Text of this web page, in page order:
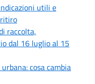
utili e
raccolta,
dal 16 luglio al 15
cosa cambia